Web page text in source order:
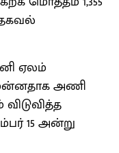
ஏலம்
அணி
15 அன்று